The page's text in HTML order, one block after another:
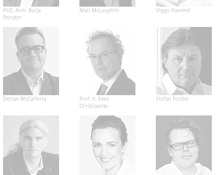
PhD. Arch. Borja
Ferrater
Níall McLaughlin Viggo Haremst
Declan McCafferty
Prof. Ir. Kees
Christiaanse
Stefan Forster